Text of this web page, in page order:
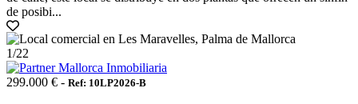
de posibi...
1/22
299.000 € - Ref: 10LP2026-B